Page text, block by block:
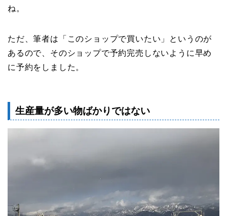
ね。
ただ、筆者は「このショップで買いたい」というのが
あるので、そのショップで予約完売しないように早め
に予約をしました。
生産量が多い物ばかりではない